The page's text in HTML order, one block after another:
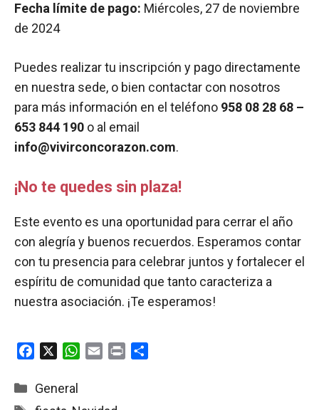
Fecha límite de pago: Miércoles, 27 de noviembre
de 2024
Puedes realizar tu inscripción y pago directamente
en nuestra sede, o bien contactar con nosotros
para más información en el teléfono 958 08 28 68 –
653 844 190 o al email
info@vivirconcorazon.com.
¡No te quedes sin plaza!
Este evento es una oportunidad para cerrar el año
con alegría y buenos recuerdos. Esperamos contar
con tu presencia para celebrar juntos y fortalecer el
espíritu de comunidad que tanto caracteriza a
nuestra asociación. ¡Te esperamos!
c
W
Categorías
General